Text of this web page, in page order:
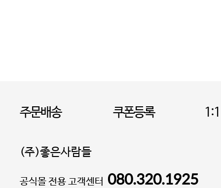
주문배송 쿠폰등록
(주)좋은사람들
대표 이성현,박영환| 개인정보관리책임자 김상현
공식몰 전용 고객센터 080.320.1925